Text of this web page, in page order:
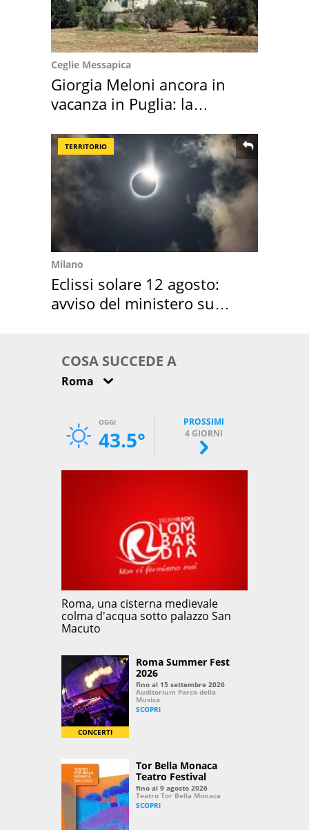
Ceglie Messapica
Giorgia Meloni ancora in
vacanza in Puglia: la
TERRITORIO
Milano
Eclissi solare 12 agosto:
avviso del ministero su